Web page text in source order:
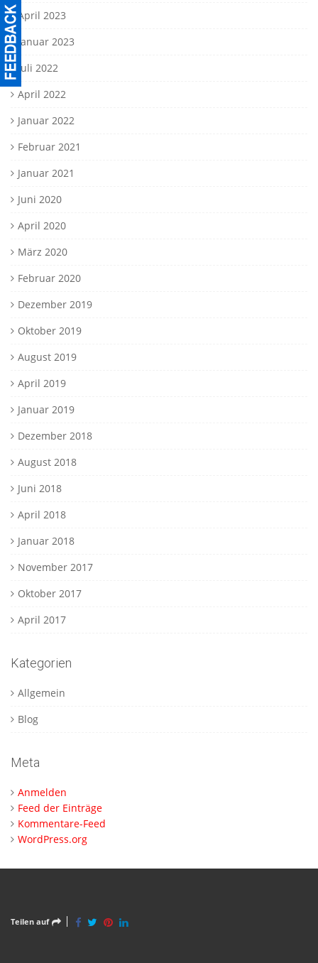
April 2023
Januar 2023
Juli 2022
April 2022
Januar 2022
Februar 2021
Januar 2021
Juni 2020
April 2020
März 2020
Februar 2020
Dezember 2019
Oktober 2019
August 2019
April 2019
Januar 2019
Dezember 2018
August 2018
Juni 2018
April 2018
Januar 2018
November 2017
Oktober 2017
April 2017
Kategorien
Allgemein
Blog
Meta
Anmelden
Feed der Einträge
Kommentare-Feed
WordPress.org
Teilen auf